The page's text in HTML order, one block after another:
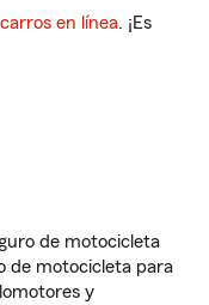
en línea. ¡Es
de motocicleta
de motocicleta para
y